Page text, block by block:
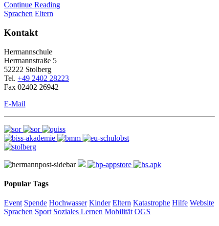
Continue Reading
Sprachen Eltern
Kontakt
Hermannschule
Hermannstraße 5
52222 Stolberg
Tel. +49 2402 28223
Fax 02402 26942
E-Mail
Popular Tags
Event Spende Hochwasser Kinder Eltern Katastrophe Hilfe Website
Sprachen Sport Soziales Lernen Mobilität OGS